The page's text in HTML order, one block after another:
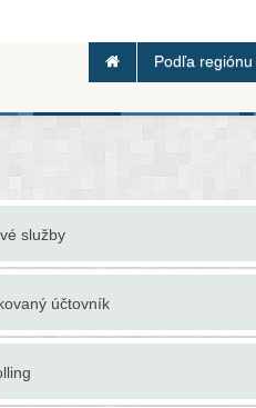
Podľa regiónu
služby
účtovník